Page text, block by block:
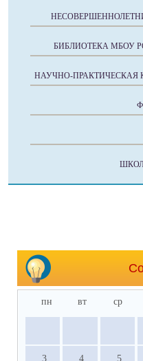
БИБЛИОТЕКА МБОУ
НАУЧНО-ПРАКТИЧЕСКАЯ
пн вт ср
3 4 5